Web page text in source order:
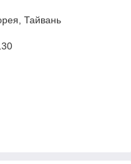
Тайвань